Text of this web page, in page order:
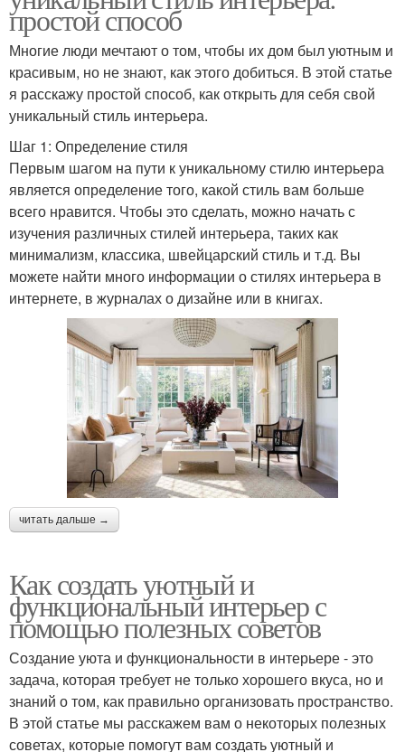
простой способ
Многие люди мечтают о том, чтобы их дом был уютным и
красивым, но не знают, как этого добиться. В этой статье
я расскажу простой способ, как открыть для себя свой
уникальный стиль интерьера.
Шаг 1: Определение стиля
Первым шагом на пути к уникальному стилю интерьера
является определение того, какой стиль вам больше
всего нравится. Чтобы это сделать, можно начать с
изучения различных стилей интерьера, таких как
минимализм, классика, швейцарский стиль и т.д. Вы
можете найти много информации о стилях интерьера в
интернете, в журналах о дизайне или в книгах.
читать дальше →
Как создать уютный и
функциональный интерьер с
помощью полезных советов
Создание уюта и функциональности в интерьере - это
задача, которая требует не только хорошего вкуса, но и
знаний о том, как правильно организовать пространство.
В этой статье мы расскажем вам о некоторых полезных
советах, которые помогут вам создать уютный и